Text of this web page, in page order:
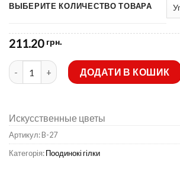
ВЫБЕРИТЕ КОЛИЧЕСТВО ТОВАРА
211.20 грн.
Искусственные цветы-Ветка звездочка
ДОДАТИ В КОШИК
Искусственные цветы
Артикул:B-27
Категорія:Поодинокі гілки